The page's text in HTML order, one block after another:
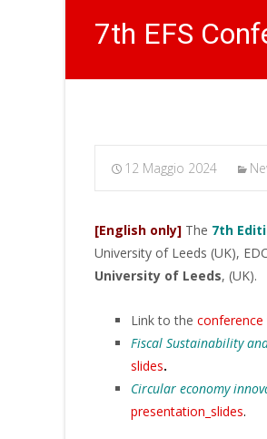
7th EFS
12 Maggio 2024
[English only] The 7th
University of Leeds (UK),
University of Leeds, (UK).
Link to the conference
Fiscal Sustainability
slides.
Circular economy
presentation_slides.